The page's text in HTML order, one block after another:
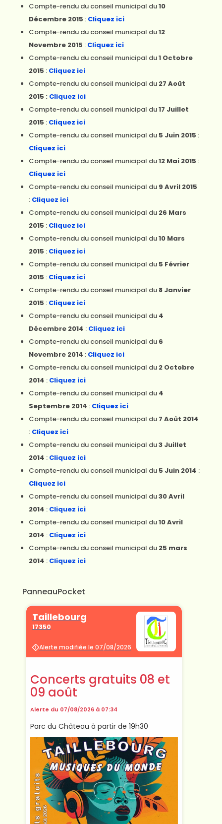
Compte-rendu du conseil municipal du10
Décembre 2015 : Cliquez ici
Compte-rendu du conseil municipal du12
Novembre 2015 : Cliquez ici
Compte-rendu du conseil municipal du1 Octobre
2015 : Cliquez ici
Compte-rendu du conseil municipal du 27 Août
2015 : Cliquez ici
Compte-rendu du conseil municipal du17 Juillet
2015 : Cliquez ici
Compte-rendu du conseil municipal du 5 Juin 2015 :
Cliquez ici
Compte-rendu du conseil municipal du12 Mai 2015 :
Cliquez ici
Compte-rendu du conseil municipal du 9 Avril 2015
: Cliquez ici
Compte-rendu du conseil municipal du 26 Mars
2015 : Cliquez ici
Compte-rendu du conseil municipal du10 Mars
2015 : Cliquez ici
Compte-rendu du conseil municipal du 5 Février
2015 : Cliquez ici
Compte-rendu du conseil municipal du 8 Janvier
2015 : Cliquez ici
Compte-rendu du conseil municipal du 4
Décembre 2014 : Cliquez ici
Compte-rendu du conseil municipal du 6
Novembre 2014 : Cliquez ici
Compte-rendu du conseil municipal du 2 Octobre
2014 : Cliquez ici
Compte-rendu du conseil municipal du 4
Septembre 2014 : Cliquez ici
Compte-rendu du conseil municipal du 7 Août 2014
: Cliquez ici
Compte-rendu du conseil municipal du3 Juillet
2014 : Cliquez ici
Compte-rendu du conseil municipal du 5 Juin 2014 :
Cliquez ici
Compte-rendu du conseil municipal du30 Avril
2014 : Cliquez ici
Compte-rendu du conseil municipal du10 Avril
2014 : Cliquez ici
Compte-rendu du conseil municipal du 25 mars
2014 : Cliquez ici
PanneauPocket